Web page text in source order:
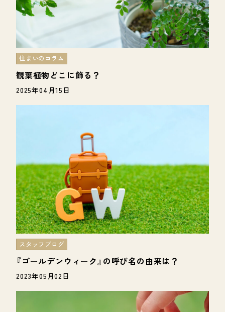
観葉植物どこに飾る？
住まいのコラム
2025年04月15日
『ゴールデンウィーク』の呼び名の由来は？
スタッフブログ
2023年05月02日